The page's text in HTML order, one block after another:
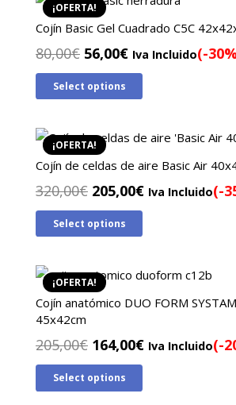
¡OFERTA!
Cojín Basic Gel Cuadrado C5C
80,00€ El
precio
original
80,00€.
56,00€El
precio
actual
56,00€.
Iva Incluido(-
Select options
¡OFERTA!
Cojín de celdas de aire Basic Air
320,00€ El
precio
original
320,00€.
205,00€El
205,00€.
Iva Incluido(-
Select options
¡OFERTA!
Cojín anatómico DUO FORM
45x42cm
205,00€ El
precio
original
164,00€ElIva Incluido(-
Select options